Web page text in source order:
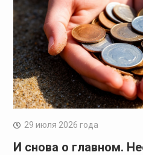
29 июля 2026 года
И снова о главном.